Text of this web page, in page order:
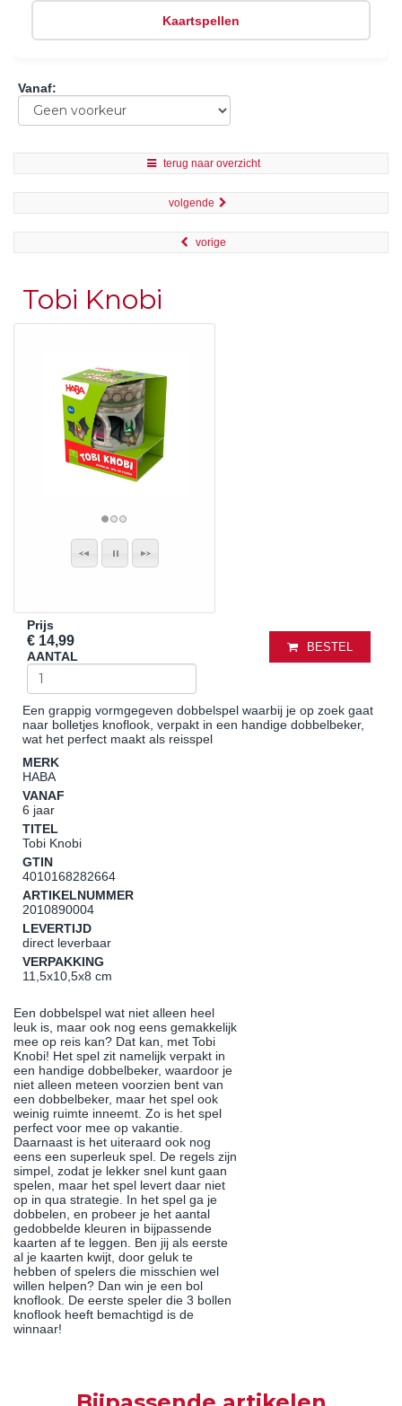
Kaartspellen
Vanaf:
terug naar overzicht
volgende
vorige
Tobi Knobi
Prijs
€ 14,99
AANTAL
BESTEL
Een grappig vormgegeven dobbelspel waarbij je op zoek gaat
naar bolletjes knoflook, verpakt in een handige dobbelbeker,
wat het perfect maakt als reisspel
MERK
HABA
VANAF
6 jaar
TITEL
Tobi Knobi
GTIN
4010168282664
ARTIKELNUMMER
2010890004
LEVERTIJD
direct leverbaar
VERPAKKING
11,5x10,5x8 cm
Een dobbelspel wat niet alleen heel
leuk is, maar ook nog eens gemakkelijk
mee op reis kan? Dat kan, met Tobi
Knobi! Het spel zit namelijk verpakt in
een handige dobbelbeker, waardoor je
niet alleen meteen voorzien bent van
een dobbelbeker, maar het spel ook
weinig ruimte inneemt. Zo is het spel
perfect voor mee op vakantie.
Daarnaast is het uiteraard ook nog
eens een superleuk spel. De regels zijn
simpel, zodat je lekker snel kunt gaan
spelen, maar het spel levert daar niet
op in qua strategie. In het spel ga je
dobbelen, en probeer je het aantal
gedobbelde kleuren in bijpassende
kaarten af te leggen. Ben jij als eerste
al je kaarten kwijt, door geluk te
hebben of spelers die misschien wel
willen helpen? Dan win je een bol
knoflook. De eerste speler die 3 bollen
knoflook heeft bemachtigd is de
winnaar!